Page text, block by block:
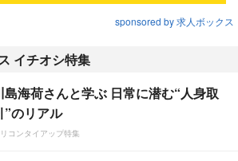
sponsored by 求人ボックス
イチオシ特集
島海荷さんと学ぶ 日常に潜む“人身取
”のリアル
コンタイアップ特集